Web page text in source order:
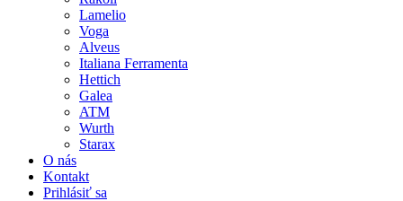
Lamelio
Voga
Alveus
Italiana Ferramenta
Hettich
Galea
ATM
Wurth
Starax
O nás
Kontakt
Prihlásiť sa